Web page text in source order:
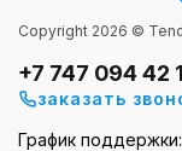
Copyright 2026 ©
+7 747 094 42
заказать
График